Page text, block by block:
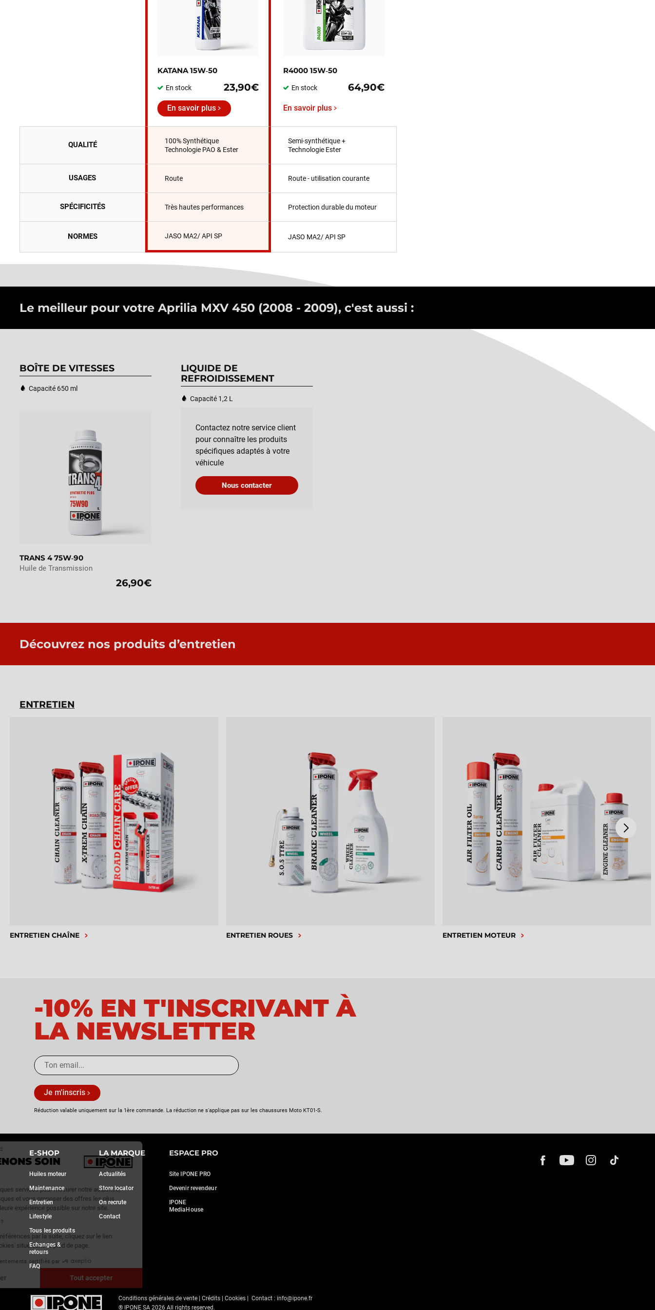
NOUS PRENONS SOIN
DE VOUS
Nous utilisons quelques services pour mesurer notre audience,
générer des statistiques et vous proposer des offres les plus
adaptées et la meilleure expérience possible sur notre site.
C'est OK pour vous ?
Pour modifier vos préférences par la suite, cliquez sur le lien
'Préférences de cookies' situé dans le pied de page.
Consentements certifiés par
Paramétrer
Axeptio consent
Plateforme de Gestion du Consentement : Personnalisez vos Options
KATANA 15W‑50
En stock 23,90€
R4000 15W‑50
En stock 64,90€
En savoir plus En savoir plus
QUALITÉ
100% Synthétique
Technologie PAO & Ester
Semi-synthétique +
Technologie Ester
USAGES Route Route - utilisation courante
SPÉCIFICITÉS Très hautes performances Protection durable du moteur
NORMES JASO MA2/ API SP JASO MA2/ API SP
Le meilleur pour votre Aprilia MXV 450 (2008 - 2009), c'est aussi :
BOÎTE DE VITESSES
Capacité 650 ml
TRANS 4 75W‑90
Huile de Transmission
26,90€
LIQUIDE DE
REFROIDISSEMENT
Capacité 1,2 L
Contactez notre service client
pour connaître les produits
spécifiques adaptés à votre
véhicule
Nous contacter
Découvrez nos produits d’entretien
ENTRETIEN
ENTRETIEN CHAÎNE ENTRETIEN ROUES ENTRETIEN MOTEUR
-10% EN T'INSCRIVANT À
LA NEWSLETTER
Je m'inscris
Réduction valable uniquement sur la 1ère commande. La réduction ne s'applique pas sur les chaussures Moto KT01-S.
E-SHOP
Huiles moteur
Maintenance
Entretien
Lifestyle
Tous les produits
Echanges &
retours
FAQ
LA MARQUE
Actualités
Store locator
On recrute
Contact
ESPACE PRO
Site IPONE PRO
Devenir revendeur
IPONE
MediaHouse
Conditions générales de vente |Crédits |Cookies | Contact : info@ipone.fr
® IPONE SA2026 All rights reserved.